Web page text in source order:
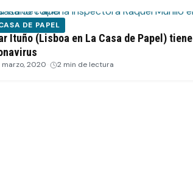
DE PAPEL
Ituño (Lisboa en La Casa de Papel) tiene
2020 2 min de lectura